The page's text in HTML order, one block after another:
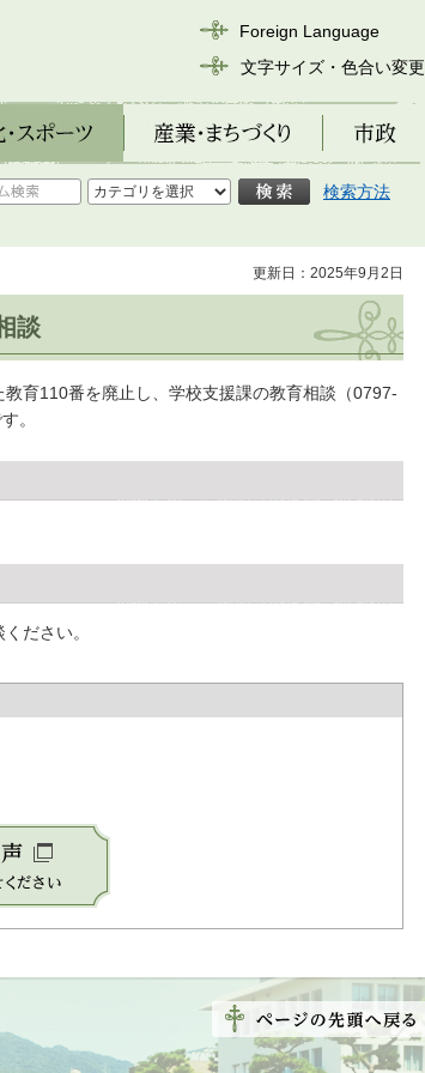
Foreign Language
文字サイズ・色合い変更
ーツ 産業・まちづくり 市政
検索方法
更新日：2025年9月2日
談
育110番を廃止し、学校支援課の教育相談（0797-
。
ださい。